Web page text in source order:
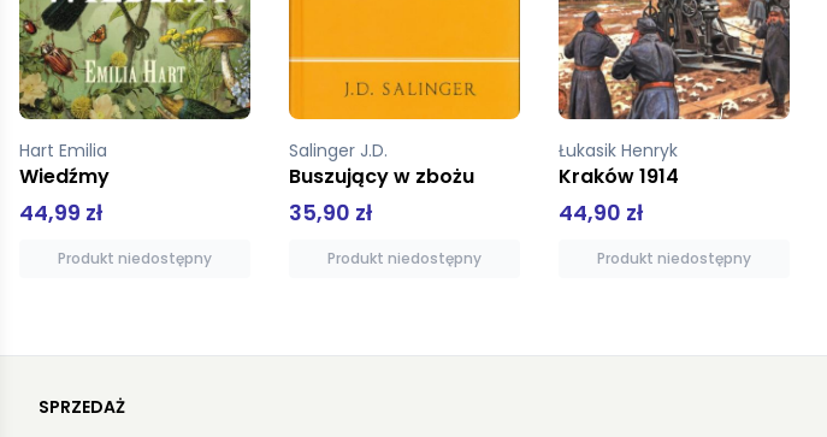
Salinger J.D.
Buszujący w zbożu
35,90 zł
Produkt niedostępny
Łukasik Henryk
Kraków 1914
44,90 zł
Produkt niedostępny
praca zbiorowa
7,50 zł
Produkt niedostępny
SPRZEDAŻ